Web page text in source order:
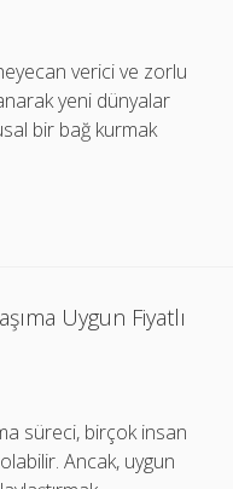
verici ve zorlu
yeni dünyalar
bir bağ kurmak
Uygun Fiyatlı
süreci, birçok insan
Ancak, uygun